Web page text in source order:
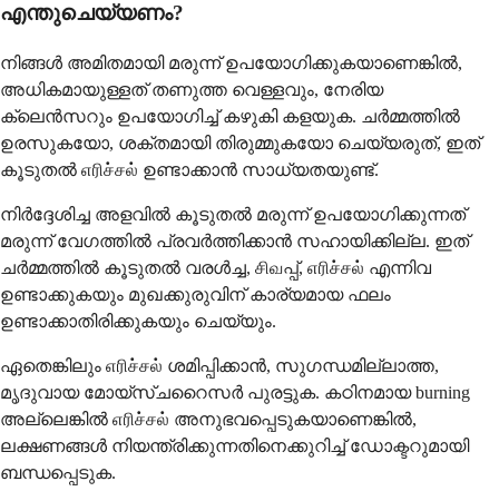
എന്തുചെയ്യണം?
നിങ്ങൾ അമിതമായി മരുന്ന് ഉപയോഗിക്കുകയാണെങ്കിൽ,
അധികമായുള്ളത് തണുത്ത വെള്ളവും, നേരിയ
ക്ലെൻസറും ഉപയോഗിച്ച് കഴുകി കളയുക. ചർമ്മത്തിൽ
ഉരസുകയോ, ശക്തമായി തിരുമ്മുകയോ ചെയ്യരുത്, ഇത്
കൂടുതൽ எரிச்சல் ഉണ്ടാക്കാൻ സാധ്യതയുണ്ട്.
നിർദ്ദേശിച്ച അളവിൽ കൂടുതൽ മരുന്ന് ഉപയോഗിക്കുന്നത്
മരുന്ന് വേഗത്തിൽ പ്രവർത്തിക്കാൻ സഹായിക്കില്ല. ഇത്
ചർമ്മത്തിൽ കൂടുതൽ വരൾച്ച, சிவപ്പ്, எரிச்சல் എന്നിവ
ഉണ്ടാക്കുകയും മുഖക്കുരുവിന് കാര്യമായ ഫലം
ഉണ്ടാക്കാതിരിക്കുകയും ചെയ്യും.
ഏതെങ്കിലും எரிச்சல் ശമിപ്പിക്കാൻ, സുഗന്ധമില്ലാത്ത,
മൃദുവായ മോയ്സ്ചറൈസർ പുരട്ടുക. കഠിനമായ burning
അല്ലെങ്കിൽ எரிச்சல் അനുഭവപ്പെടുകയാണെങ്കിൽ,
ലക്ഷണങ്ങൾ നിയന്ത്രിക്കുന്നതിനെക്കുറിച്ച് ഡോക്ടറുമായി
ബന്ധപ്പെടുക.